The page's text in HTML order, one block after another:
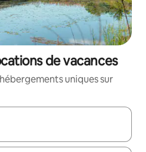
de vacances
uniques sur
utilisez les flèches vers le